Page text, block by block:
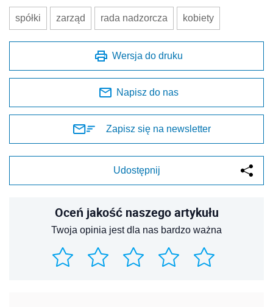
spółki zarząd rada nadzorcza kobiety
Wersja do druku
Napisz do nas
Zapisz się na newsletter
Udostępnij
Oceń jakość naszego artykułu
Twoja opinia jest dla nas bardzo ważna